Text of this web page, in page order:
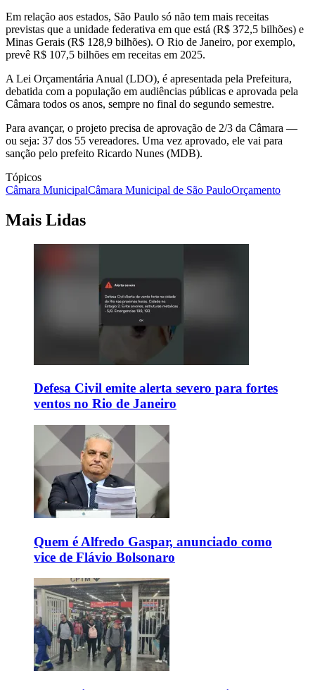
Em relação aos estados, São Paulo só não tem mais receitas
previstas que a unidade federativa em que está (R$ 372,5 bilhões) e
Minas Gerais (R$ 128,9 bilhões). O Rio de Janeiro, por exemplo,
prevê R$ 107,5 bilhões em receitas em 2025.
A Lei Orçamentária Anual (LDO), é apresentada pela Prefeitura,
debatida com a população em audiências públicas e aprovada pela
Câmara todos os anos, sempre no final do segundo semestre.
Para avançar, o projeto precisa de aprovação de 2/3 da Câmara —
ou seja: 37 dos 55 vereadores. Uma vez aprovado, ele vai para
sanção pelo prefeito Ricardo Nunes (MDB).
Tópicos
Câmara MunicipalCâmara Municipal de São PauloOrçamento
Mais Lidas
Defesa Civil emite alerta severo para fortes
ventos no Rio de Janeiro
Quem é Alfredo Gaspar, anunciado como
vice de Flávio Bolsonaro